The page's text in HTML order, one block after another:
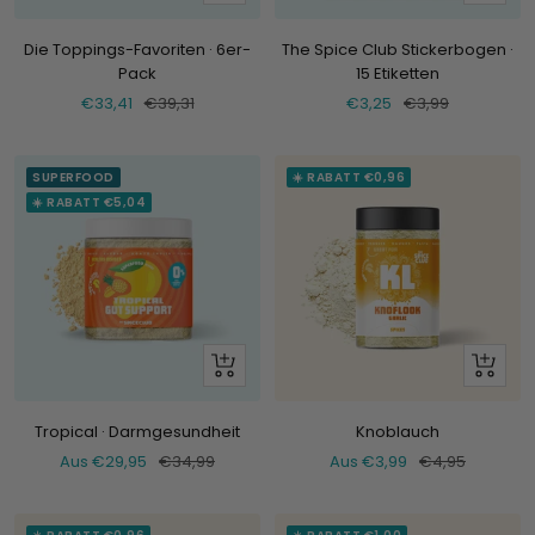
Die Toppings-Favoriten · 6er-
Pack
Verkaufspreis
€33,41 Normaler
€39,31
The Spice Club Stickerbogen ·
15 Etiketten
Verkaufspreis
€3,25 Normaler
€3,99
SUPERFOOD
☀️ RABATT €5,04
Schau
Tropical · Darmgesundheit
Verkaufspreis
Aus €29,95 Normaler
€34,99
☀️ RABATT €0,96
Schau
Knoblauch
Verkaufspreis
Aus €3,99 Normaler
€4,95